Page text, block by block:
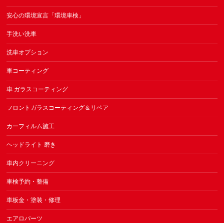
安心の環境宣言「環境車検」
手洗い洗車
洗車オプション
車コーティング
車 ガラスコーティング
フロントガラスコーティング＆リペア
カーフィルム施工
ヘッドライト 磨き
車内クリーニング
車検予約・整備
車板金・塗装・修理
エアロパーツ